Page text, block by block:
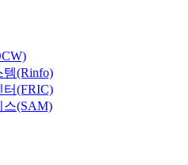
템(Rinfo)
터(FRIC)
스(SAM)